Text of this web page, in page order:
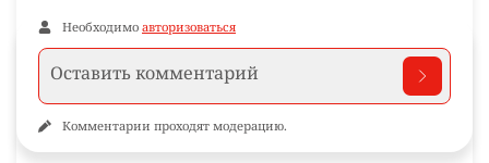
Необходимо авторизоваться
Комментарии проходят модерацию.